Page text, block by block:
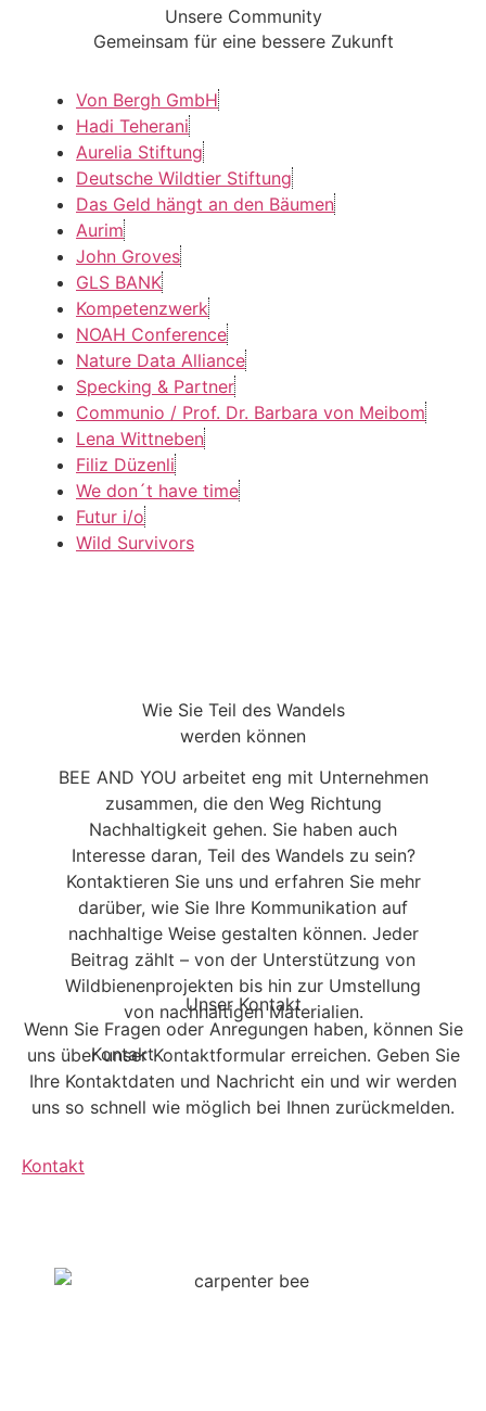
Unsere Community
Gemeinsam für eine bessere Zukunft
Von Bergh GmbH
Hadi Teherani
Aurelia Stiftung
Deutsche Wildtier Stiftung
Das Geld hängt an den Bäumen
Aurim
John Groves
GLS BANK
Kompetenzwerk
NOAH Conference
Nature Data Alliance
Specking & Partner
Communio / Prof. Dr. Barbara von Meibom
Lena Wittneben
Filiz Düzenli
We don´t have time
Futur i/o
Wild Survivors
Wie Sie Teil des Wandels
werden können
BEE AND YOU arbeitet eng mit Unternehmen
zusammen, die den Weg Richtung
Nachhaltigkeit gehen. Sie haben auch
Interesse daran, Teil des Wandels zu sein?
Kontaktieren Sie uns und erfahren Sie mehr
darüber, wie Sie Ihre Kommunikation auf
nachhaltige Weise gestalten können. Jeder
Beitrag zählt – von der Unterstützung von
Wildbienenprojekten bis hin zur Umstellung
von nachhaltigen Materialien.
Kontakt
Unser Kontakt
Wenn Sie Fragen oder Anregungen haben, können Sie
uns über unser Kontaktformular erreichen. Geben Sie
Ihre Kontaktdaten und Nachricht ein und wir werden
uns so schnell wie möglich bei Ihnen zurückmelden.
Kontakt